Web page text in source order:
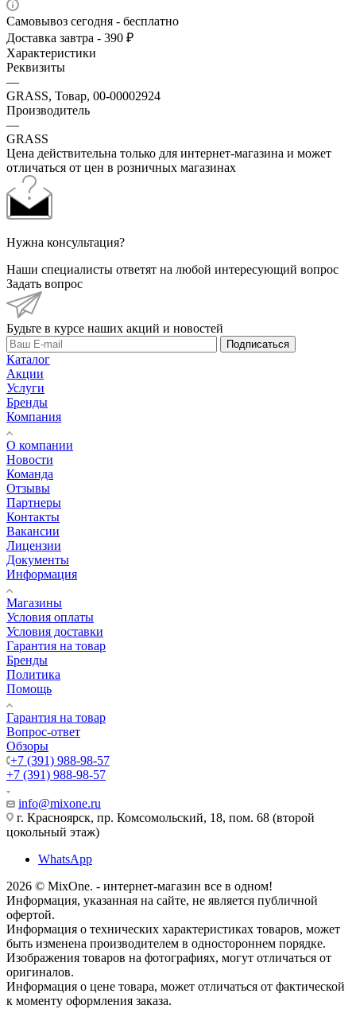
Самовывоз сегодня - бесплатно
Доставка завтра - 390 ₽
Характеристики
Реквизиты
—
GRASS, Товар, 00-00002924
Производитель
—
GRASS
Цена действительна только для интернет-магазина и может
отличаться от цен в розничных магазинах
Нужна консультация?
Наши специалисты ответят на любой интересующий вопрос
Задать вопрос
Будьте в курсе наших акций и новостей
Подписаться
Каталог
Акции
Услуги
Бренды
Компания
О компании
Новости
Команда
Отзывы
Партнеры
Контакты
Вакансии
Лицензии
Документы
Информация
Магазины
Условия оплаты
Условия доставки
Гарантия на товар
Бренды
Политика
Помощь
Гарантия на товар
Вопрос-ответ
Обзоры
+7 (391) 988-98-57
+7 (391) 988-98-57
info@mixone.ru
г. Красноярск, пр. Комсомольский, 18, пом. 68 (второй
цокольный этаж)
WhatsApp
2026 © MixOne. - интернет-магазин все в одном!
Информация, указанная на сайте, не является публичной
офертой.
Информация о технических характеристиках товаров, может
быть изменена производителем в одностороннем порядке.
Изображения товаров на фотографиях, могут отличаться от
оригиналов.
Информация о цене товара, может отличаться от фактической
к моменту оформления заказа.